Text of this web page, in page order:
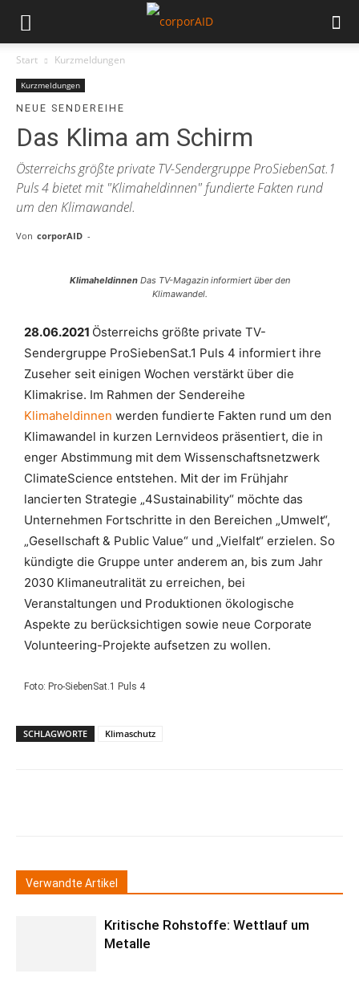
Start Kurzmeldungen
Kurzmeldungen
NEUE SENDEREIHE
Das Klima am Schirm
Österreichs größte private TV-Sendergruppe ProSiebenSat.1
Puls 4 bietet mit "Klimaheldinnen" fundierte Fakten rund
um den Klimawandel.
Von corporAID -
KlimaheldinnenDas TV-Magazin informiert über den
Klimawandel.
28.06.2021 Österreichs größte private TV-
Sendergruppe ProSiebenSat.1 Puls 4 informiert ihre
Zuseher seit einigen Wochen verstärkt über die
Klimakrise. Im Rahmen der Sendereihe
Klimaheldinnen werden fundierte Fakten rund um den
Klimawandel in kurzen Lernvideos präsentiert, die in
enger Abstimmung mit dem Wissenschaftsnetzwerk
ClimateScience entstehen. Mit der im Frühjahr
lancierten Strategie „4Sustainability“ möchte das
Unternehmen Fortschritte in den Bereichen „Umwelt“,
„Gesellschaft & Public Value“ und „Vielfalt“ erzielen. So
kündigte die Gruppe unter anderem an, bis zum Jahr
2030 Klimaneutralität zu erreichen, bei
Veranstaltungen und Produktionen ökologische
Aspekte zu berücksichtigen sowie neue Corporate
Volunteering-Projekte aufsetzen zu wollen.
Foto: Pro-SiebenSat.1 Puls 4
SCHLAGWORTE Klimaschutz
Verwandte Artikel
Kritische Rohstoffe: Wettlauf um
Metalle